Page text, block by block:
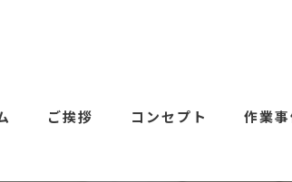
ご挨拶 コンセプト 作業事